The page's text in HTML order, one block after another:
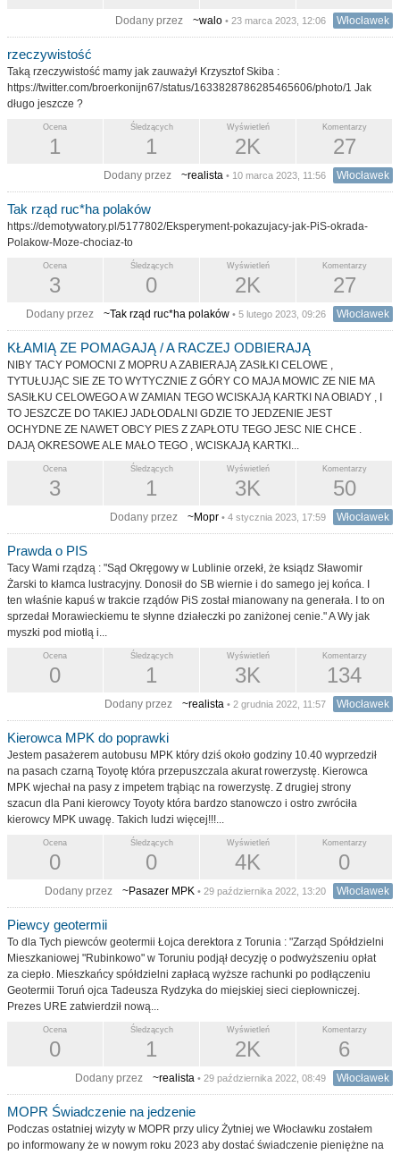
Dodany przez ~walo • 23 marca 2023, 12:06 Włocławek
rzeczywistość
Taką rzeczywistość mamy jak zauważył Krzysztof Skiba :
https://twitter.com/broerkonijn67/status/1633828786285465606/photo/1 Jak
długo jeszcze ?
Komentarzy
27
Wyświetleń
2K
Śledzących
1
Ocena
1
Dodany przez ~realista • 10 marca 2023, 11:56 Włocławek
Tak rząd ruc*ha polaków
https://demotywatory.pl/5177802/Eksperyment-pokazujacy-jak-PiS-okrada-
Polakow-Moze-chociaz-to
Komentarzy
27
Wyświetleń
2K
Śledzących
0
Ocena
3
Dodany przez ~Tak rząd ruc*ha polaków • 5 lutego 2023, 09:26 Włocławek
KŁAMIĄ ZE POMAGAJĄ / A RACZEJ ODBIERAJĄ
NIBY TACY POMOCNI Z MOPRU A ZABIERAJĄ ZASIŁKI CELOWE ,
TYTUŁUJĄC SIE ZE TO WYTYCZNIE Z GÓRY CO MAJA MOWIC ZE NIE MA
SASIŁKU CELOWEGO A W ZAMIAN TEGO WCISKAJĄ KARTKI NA OBIADY , I
TO JESZCZE DO TAKIEJ JADŁODALNI GDZIE TO JEDZENIE JEST
OCHYDNE ZE NAWET OBCY PIES Z ZAPŁOTU TEGO JESC NIE CHCE .
DAJĄ OKRESOWE ALE MAŁO TEGO , WCISKAJĄ KARTKI...
Komentarzy
50
Wyświetleń
3K
Śledzących
1
Ocena
3
Dodany przez ~Mopr • 4 stycznia 2023, 17:59 Włocławek
Prawda o PIS
Tacy Wami rządzą : "Sąd Okręgowy w Lublinie orzekł, że ksiądz Sławomir
Żarski to kłamca lustracyjny. Donosił do SB wiernie i do samego jej końca. I
ten właśnie kapuś w trakcie rządów PiS został mianowany na generała. I to on
sprzedał Morawieckiemu te słynne działeczki po zaniżonej cenie." A Wy jak
myszki pod miotłą i...
Komentarzy
134
Wyświetleń
3K
Śledzących
1
Ocena
0
Dodany przez ~realista • 2 grudnia 2022, 11:57 Włocławek
Kierowca MPK do poprawki
Jestem pasażerem autobusu MPK który dziś około godziny 10.40 wyprzedził
na pasach czarną Toyotę która przepuszczala akurat rowerzystę. Kierowca
MPK wjechał na pasy z impetem trąbiąc na rowerzystę. Z drugiej strony
szacun dla Pani kierowcy Toyoty która bardzo stanowczo i ostro zwróciła
kierowcy MPK uwagę. Takich ludzi więcej!!!...
Komentarzy
0
Wyświetleń
4K
Śledzących
0
Ocena
0
Dodany przez ~Pasazer MPK • 29 października 2022, 13:20 Włocławek
Piewcy geotermii
To dla Tych piewców geotermii Łojca derektora z Torunia : "Zarząd Spółdzielni
Mieszkaniowej "Rubinkowo" w Toruniu podjął decyzję o podwyższeniu opłat
za ciepło. Mieszkańcy spółdzielni zapłacą wyższe rachunki po podłączeniu
Geotermii Toruń ojca Tadeusza Rydzyka do miejskiej sieci ciepłowniczej.
Prezes URE zatwierdził nową...
Komentarzy
6
Wyświetleń
2K
Śledzących
1
Ocena
0
Dodany przez ~realista • 29 października 2022, 08:49 Włocławek
MOPR Świadczenie na jedzenie
Podczas ostatniej wizyty w MOPR przy ulicy Żytniej we Włocławku zostałem
po informowany że w nowym roku 2023 aby dostać świadczenie pieniężne na